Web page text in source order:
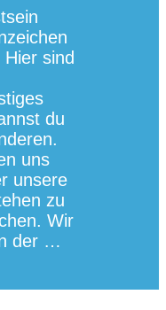
sind
du
uns
unsere
zu
Wir
der …